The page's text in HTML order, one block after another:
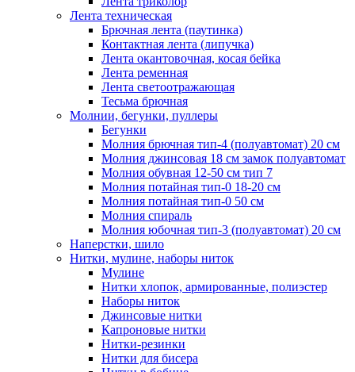
Лента техническая
Брючная лента (паутинка)
Контактная лента (липучка)
Лента окантовочная, косая бейка
Лента ременная
Лента светоотражающая
Тесьма брючная
Молнии, бегунки, пуллеры
Бегунки
Молния брючная тип-4 (полуавтомат) 20 см
Молния джинсовая 18 см замок полуавтомат
Молния обувная 12-50 см тип 7
Молния потайная тип-0 18-20 см
Молния потайная тип-0 50 см
Молния спираль
Молния юбочная тип-3 (полуавтомат) 20 см
Наперстки, шило
Нитки, мулине, наборы ниток
Мулине
Нитки хлопок, армированные, полиэстер
Наборы ниток
Джинсовые нитки
Капроновые нитки
Нитки-резинки
Нитки для бисера